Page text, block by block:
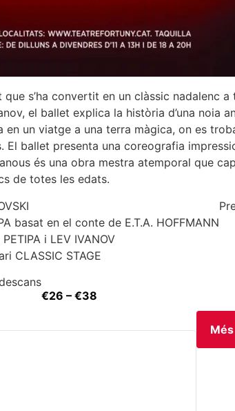
que s’ha convertit en un clàssic nadalenc
el ballet explica la història d’una noia
en un viatge a una terra màgica, on es
ballet presenta una coreografia
és una obra mestra atemporal que
de totes les edats.
basat en el conte de E.T.A. HOFFMANN
i LEV IVANOV
CLASSIC STAGE
€26 – €38